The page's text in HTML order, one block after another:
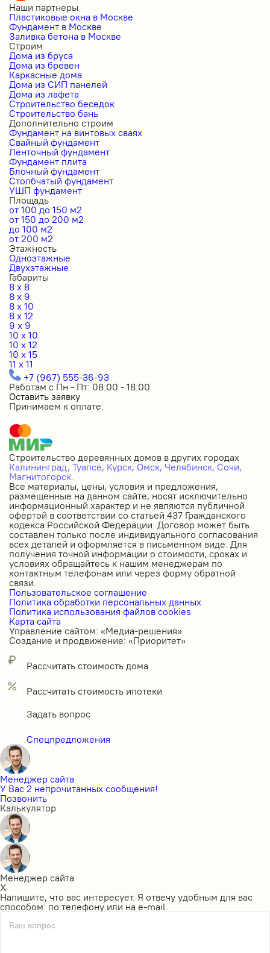
Наши партнеры
Пластиковые окна в Москве
Фундамент в Москве
Заливка бетона в Москве
Строим
Дома из бруса
Дома из бревен
Каркасные дома
Дома из СИП панелей
Дома из лафета
Строительство беседок
Строительство бань
Дополнительно строим
Фундамент на винтовых сваях
Свайный фундамент
Ленточный фундамент
Фундамент плита
Блочный фундамент
Столбчатый фундамент
УШП фундамент
Площадь
от 100 до 150 м2
от 150 до 200 м2
до 100 м2
от 200 м2
Этажность
Одноэтажные
Двухэтажные
Габариты
8 x 8
8 x 9
8 x 10
8 x 12
9 x 9
10 x 10
10 x 12
10 x 15
11 x 11
+7 (967) 555-36-93
Работам с Пн - Пт: 08:00 - 18:00
Оставить заявку
Принимаем к оплате:
Строительство деревянных домов в других городах
Калининград, Туапсе, Курск, Омск, Челябинск, Сочи,
Магнитогорск.
Все материалы, цены, условия и предложения,
размещенные на данном сайте, носят исключительно
информационный характер и не являются публичной
офертой в соответствии со статьей 437 Гражданского
кодекса Российской Федерации. Договор может быть
составлен только после индивидуального согласования
всех деталей и оформляется в письменном виде. Для
получения точной информации о стоимости, сроках и
условиях обращайтесь к нашим менеджерам по
контактным телефонам или через форму обратной
связи.
Пользовательское соглашение
Политика обработки персональных данных
Политика использования файлов cookies
Карта сайта
Управление сайтом: «Медиа-решения»
Создание и продвижение: «Приоритет»
Рассчитать стоимость дома
Рассчитать стоимость ипотеки
Задать вопрос
Спецпредложения
Менеджер сайта
У Вас 2 непрочитанных сообщения!
Позвонить
Калькулятор
Менеджер сайта
X
Напишите, что вас интересует. Я отвечу удобным для вас
способом: по телефону или на e-mail.
Ваш вопрос